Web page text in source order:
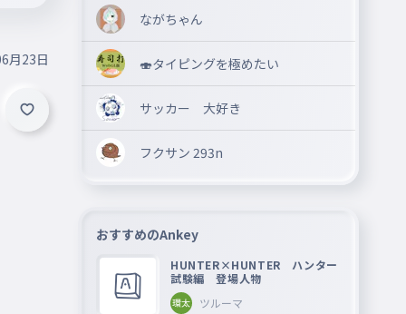
月23日
ながちゃん
🍣タイピングを極めたい
サッカー 大好き
フクサン 293n
おすすめのAnkey
HUNTER×HUNTER ハンター
試験編 登場人物
ツルーマ